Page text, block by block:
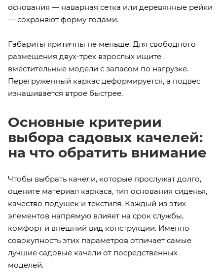
основания — наварная сетка или деревянные рейки
— сохраняют форму годами.
Габариты критичны не меньше. Для свободного
размещения двух-трех взрослых ищите
вместительные модели с запасом по нагрузке.
Перегруженный каркас деформируется, а подвес
изнашивается втрое быстрее.
Основные критерии
выбора садовых качелей:
на что обратить внимание
Чтобы выбрать качели, которые прослужат долго,
оцените материал каркаса, тип основания сиденья,
качество подушек и текстиля. Каждый из этих
элементов напрямую влияет на срок службы,
комфорт и внешний вид конструкции. Именно
совокупность этих параметров отличает самые
лучшие садовые качели от посредственных
моделей.